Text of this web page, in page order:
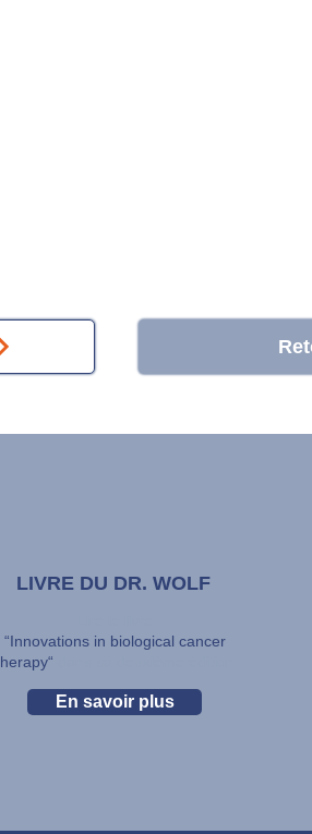
LIVRE DU DR. WOLF
“Innovations in biological cancer
En savoir plus